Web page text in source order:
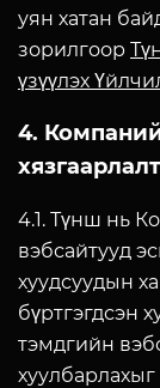
уян хатан
зорилгоор
үзүүлэх
4.
хязгаарлалт
4.1. Түнш нь
вэбсайтууд
хуудсуудын
бүртгэгдсэн
тэмдгийн